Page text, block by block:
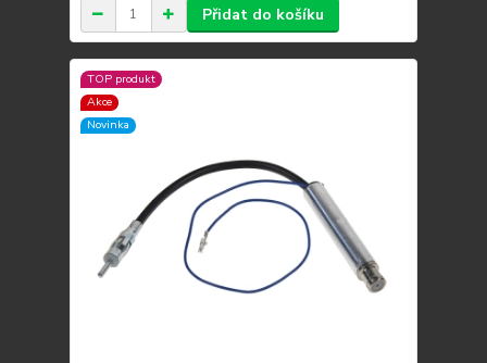
Přidat do košíku
TOP produkt
Akce
Novinka